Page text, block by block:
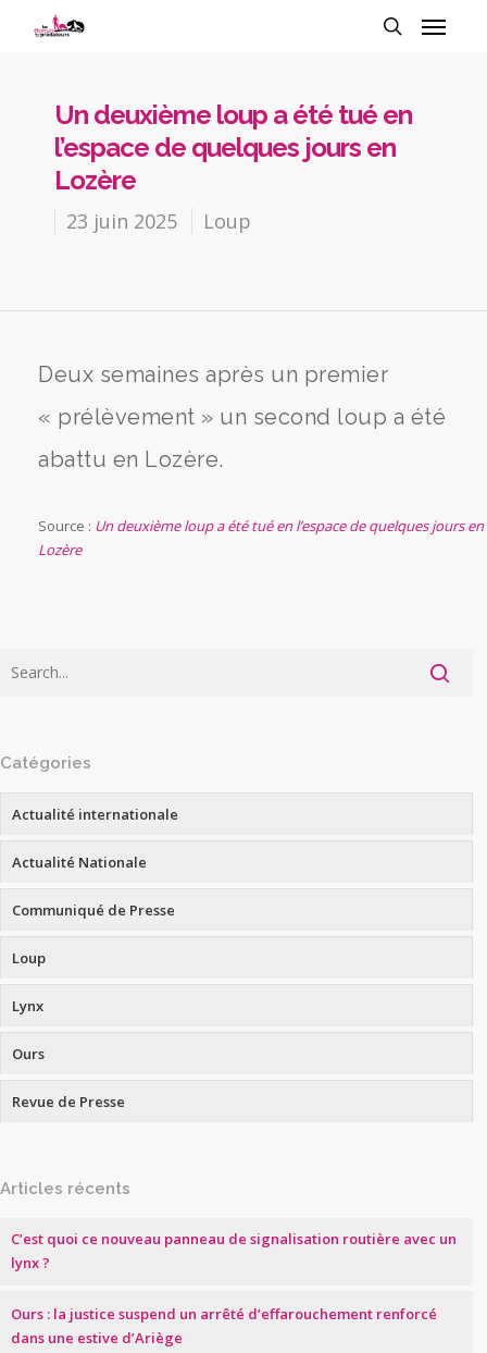
Un deuxième loup a été tué en
l’espace de quelques jours en
Lozère
23 juin 2025 Loup
Deux semaines après un premier
« prélèvement » un second loup a été
abattu en Lozère.
Source : Un deuxième loup a été tué en l’espace de quelques jours en
Lozère
Catégories
Actualité internationale
Actualité Nationale
Communiqué de Presse
Loup
Lynx
Ours
Revue de Presse
Articles récents
C’est quoi ce nouveau panneau de signalisation routière avec un
lynx ?
Ours : la justice suspend un arrêté d’effarouchement renforcé
dans une estive d’Ariège